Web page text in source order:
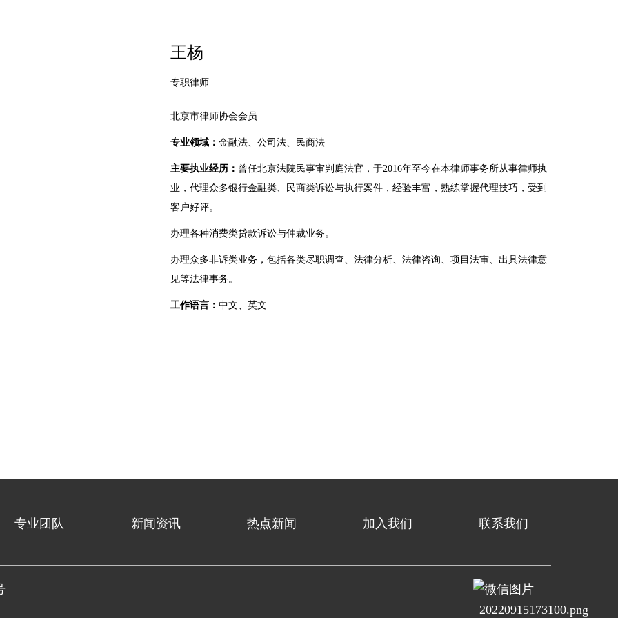
王杨
专职律师
北京市律师协会会员
专业领域： 金融法、公司法、民商法
主要执业经历： 曾任北京法院民事审判庭法官，于2016年至今在本律师事务所从事律师执
业，代理众多银行金融类、民商类诉讼与执行案件，经验丰富，熟练掌握代理技巧，受到
客户好评。
办理各种消费类贷款诉讼与仲裁业务。
办理众多非诉类业务，包括各类尽职调查、法律分析、法律咨询、项目法审、出具法律意
见等法律事务。
工作语言： 中文、英文
专业团队 新闻资讯 热点新闻 加入我们 联系我们